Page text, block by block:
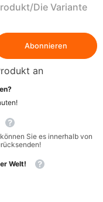
die Variante
Abonnieren
an
!
Sie es innerhalb von
Welt!